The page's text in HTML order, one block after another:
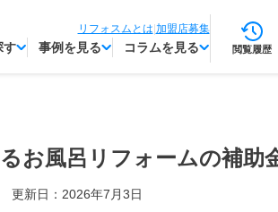
リフォスムとは|加盟店募集
す 事例を見る コラムを見る 閲覧履歴
お風呂リフォームの補助
更新日：2026年7月3日